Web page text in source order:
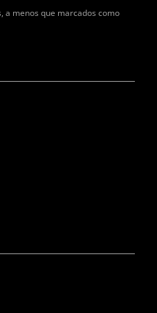
a menos que marcados como